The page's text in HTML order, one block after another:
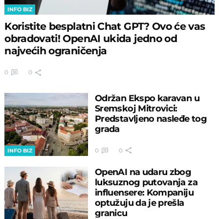
INFO BIZ
Koristite besplatni Chat GPT? Ovo će vas
obradovati! OpenAI ukida jedno od
najvećih ograničenja
0 0
INFO BIZ
Održan Ekspo karavan u
Sremskoj Mitrovici:
Predstavljeno nasleđe tog
grada
0 0
OpenAI na udaru zbog
luksuznog putovanja za
influensere: Kompaniju
optužuju da je prešla
granicu